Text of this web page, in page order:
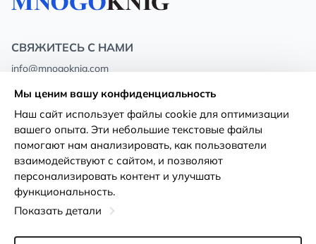
СВЯЖИТЕСЬ С НАМИ
info@mnogoknig.com
Rīga, Augusta Deglava 69d, LV-1082
О нас
Магазины
Доставка и оплата
Карты лояльности
Политика
конфиденциальности
Условия использования
Возврат товара
Мы ценим вашу конфиденциальность
Наш сайт использует файлы cookie для оптимизации
вашего опыта. Эти небольшие текстовые файлы
помогают нам анализировать, как пользователи
взаимодействуют с сайтом, и позволяют
персонализировать контент и улучшать
функциональность.
Показать детали